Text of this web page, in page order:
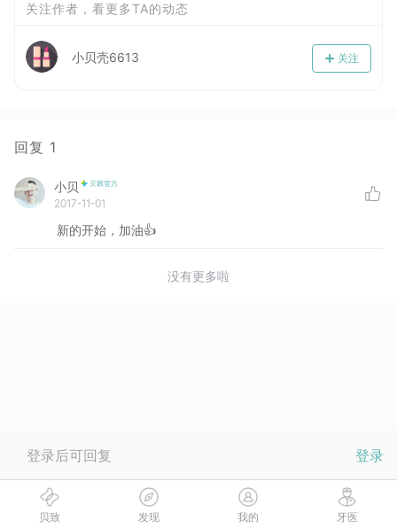
关注作者，看更多TA的动态
关注
小贝壳6613
回复 1
小贝
2017-11-01
新的开始，加油👍
没有更多啦
登录后可回复 登录
贝致 发现 我的 牙医